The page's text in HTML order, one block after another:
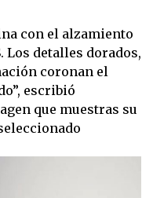
con el alzamiento
Los detalles dorados,
coronan el
escribió
que muestras su